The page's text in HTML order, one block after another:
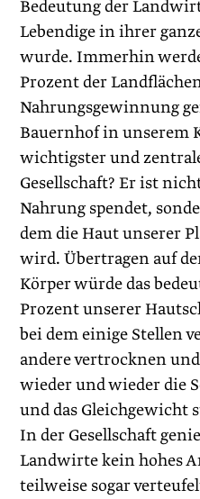
Bedeutung der
Lebendige in ihrer
wurde. Immerhin
Prozent der
Nahrungsgewinnung
Bauernhof in unserem
wichtigster und
Gesellschaft? Er ist
Nahrung spendet,
dem die Haut unserer
wird. Übertragen auf
Körper würde das
Prozent unserer
bei dem einige Stellen
andere vertrocknen
wieder und wieder die
und das Gleichgewicht
In der Gesellschaft
Landwirte kein hohes
teilweise sogar